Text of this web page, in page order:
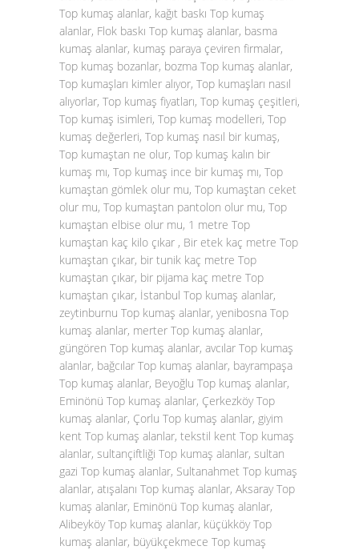
Top kumaş alanlar, kağıt baskı Top kumaş
alanlar, Flok baskı Top kumaş alanlar, basma
kumaş alanlar, kumaş paraya çeviren firmalar,
Top kumaş bozanlar, bozma Top kumaş alanlar,
Top kumaşları kimler alıyor, Top kumaşları nasıl
alıyorlar, Top kumaş fiyatları, Top kumaş çeşitleri,
Top kumaş isimleri, Top kumaş modelleri, Top
kumaş değerleri, Top kumaş nasıl bir kumaş,
Top kumaştan ne olur, Top kumaş kalın bir
kumaş mı, Top kumaş ince bir kumaş mı, Top
kumaştan gömlek olur mu, Top kumaştan ceket
olur mu, Top kumaştan pantolon olur mu, Top
kumaştan elbise olur mu, 1 metre Top
kumaştan kaç kilo çıkar , Bir etek kaç metre Top
kumaştan çıkar, bir tunik kaç metre Top
kumaştan çıkar, bir pijama kaç metre Top
kumaştan çıkar, İstanbul Top kumaş alanlar,
zeytinburnu Top kumaş alanlar, yenibosna Top
kumaş alanlar, merter Top kumaş alanlar,
güngören Top kumaş alanlar, avcılar Top kumaş
alanlar, bağcılar Top kumaş alanlar, bayrampaşa
Top kumaş alanlar, Beyoğlu Top kumaş alanlar,
Eminönü Top kumaş alanlar, Çerkezköy Top
kumaş alanlar, Çorlu Top kumaş alanlar, giyim
kent Top kumaş alanlar, tekstil kent Top kumaş
alanlar, sultançiftliği Top kumaş alanlar, sultan
gazi Top kumaş alanlar, Sultanahmet Top kumaş
alanlar, atışalanı Top kumaş alanlar, Aksaray Top
kumaş alanlar, Eminönü Top kumaş alanlar,
Alibeyköy Top kumaş alanlar, küçükköy Top
kumaş alanlar, büyükçekmece Top kumaş